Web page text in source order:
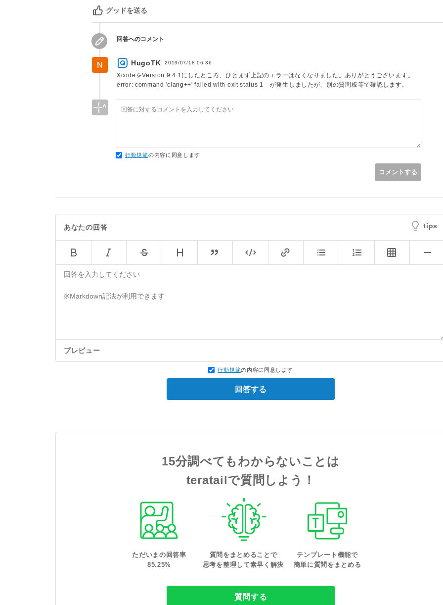
グッドを送る
回答へのコメント
HugoTK 2019/07/18 06:36
XcodeをVersion 9.4.1にしたところ、ひとまず上記のエラーはなくなりました。ありがとうございます。
error: command 'clang++' failed with exit status 1 が発生しましたが、別の質問板等で確認します。
行動規範の内容に同意します
コメントする
あなたの回答 tips
プレビュー
行動規範の内容に同意します
回答する
15分調べてもわからないことは
teratailで質問しよう！
ただいまの回答率
85.25%
質問をまとめることで
思考を整理して素早く解決
テンプレート機能で
簡単に質問をまとめる
質問する